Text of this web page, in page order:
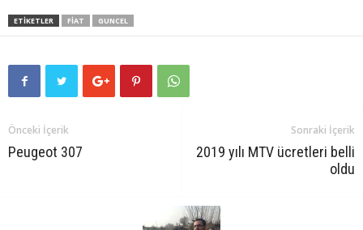
ETIKETLER FIAT GUNCEL
Önceki İçerik
Peugeot 307
Sonraki İçerik
2019 yılı MTV ücretleri belli
oldu